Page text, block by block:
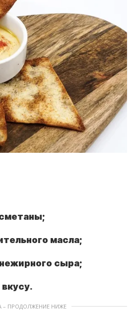
масла;
сыра;
– ПРОДОЛЖЕНИЕ НИЖЕ